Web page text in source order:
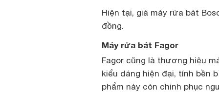
Hiện tại, giá máy rửa bát
đồng.
Máy rửa bát Fagor
Fagor cũng là thương hiệu
kiểu dáng hiện đại, tính bền
phẩm này còn chinh phục